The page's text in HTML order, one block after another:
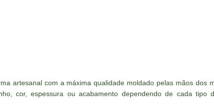
artesanal com a máxima qualidade moldado pelas mãos dos
cor, espessura ou acabamento dependendo de cada